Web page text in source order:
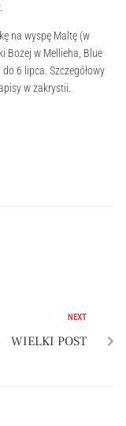
na wyspę Maltę (w
Bożej w Mellieha, Blue
6 lipca. Szczegółowy
w zakrystii.
NEXT
WIELKI POST